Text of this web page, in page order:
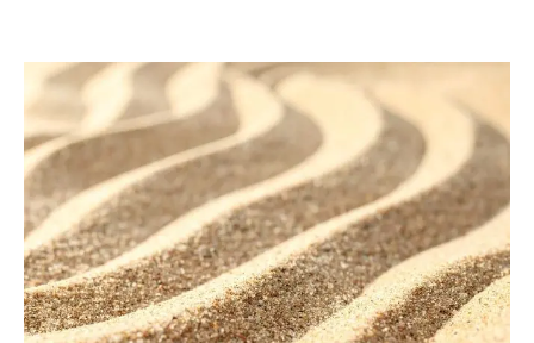
SCHOTTER
ERDEN
SAATGUT
HOCHBEET